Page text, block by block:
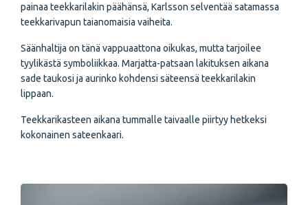
painaa teekkarilakin päähänsä, Karlsson selventää satamassa
teekkarivapun taianomaisia vaiheita.
Säänhaltija on tänä vappuaattona oikukas, mutta tarjoilee
tyylikästä symboliikkaa. Marjatta-patsaan lakituksen aikana
sade taukosi ja aurinko kohdensi säteensä teekkarilakin
lippaan.
Teekkarikasteen aikana tummalle taivaalle piirtyy hetkeksi
kokonainen sateenkaari.